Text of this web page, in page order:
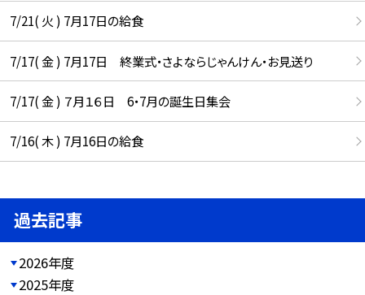
7/21( 火 ) 7月17日の給食
7/17( 金 ) 7月17日 終業式・さよならじゃんけん・お見送り
7/17( 金 ) ７月１６日 6・7月の誕生日集会
7/16( 木 ) 7月16日の給食
過去記事
2026年度
2025年度